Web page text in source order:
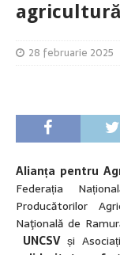
agricultură
28 februarie 2025
Alianța pentru
Federația
Producătorilor
Naţională de
UNCSVși